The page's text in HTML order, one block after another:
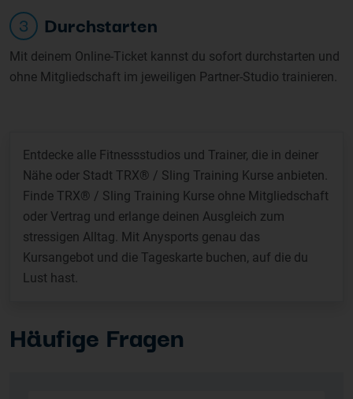
3 Durchstarten
Mit deinem Online-Ticket kannst du sofort durchstarten und
ohne Mitgliedschaft im jeweiligen Partner-Studio trainieren.
Entdecke alle Fitnessstudios und Trainer, die in deiner
Nähe oder Stadt TRX® / Sling Training Kurse anbieten.
Finde TRX® / Sling Training Kurse ohne Mitgliedschaft
oder Vertrag und erlange deinen Ausgleich zum
stressigen Alltag. Mit Anysports genau das
Kursangebot und die Tageskarte buchen, auf die du
Lust hast.
Häufige Fragen